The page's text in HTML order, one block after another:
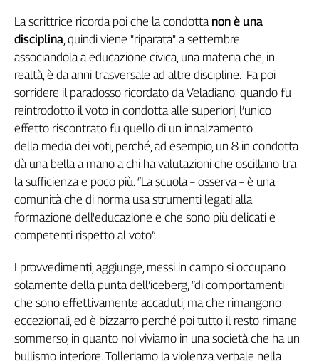
Lavoro
Territori
Abruzzo-
Molise
Alto
Adige
Basilicata
Calabria
Campania
Emilia-
Romagna
Friuli
Giulia
Lazio
Liguria
Lombardia
Marche
Piemonte
La scrittrice ricorda poi che la condotta non è una
disciplina , quindi viene "riparata" a settembre
associandola a educazione civica, una materia che, in
realtà, è da anni trasversale ad altre discipline. Fa poi
sorridere il paradosso ricordato da Veladiano: quando fu
reintrodotto il voto in condotta alle superiori, l’unico
effetto riscontrato fu quello di un innalzamento
della media dei voti, perché, ad esempio, un 8 in condotta
dà una bella a mano a chi ha valutazioni che oscillano tra
la sufficienza e poco più. “La scuola – osserva – è una
comunità che di norma usa strumenti legati alla
formazione dell'educazione e che sono più delicati e
competenti rispetto al voto”.
I provvedimenti, aggiunge, messi in campo si occupano
solamente della punta dell’iceberg, “di comportamenti
che sono effettivamente accaduti, ma che rimangono
eccezionali, ed è bizzarro perché poi tutto il resto rimane
sommerso, in quanto noi viviamo in una società che ha un
bullismo interiore. Tolleriamo la violenza verbale nella